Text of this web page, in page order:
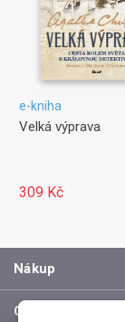
e-kniha
Velká výprava
309 Kč
Nákup
O společnosti